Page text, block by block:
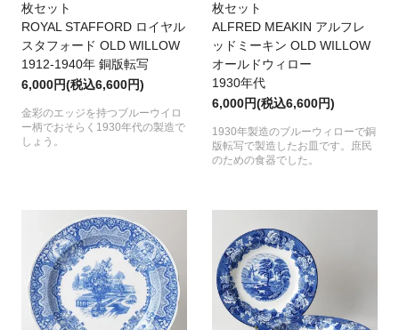
枚セット
ROYAL STAFFORD ロイヤル
スタフォード OLD WILLOW
1912-1940年 銅版転写
6,000円(税込6,600円)
金彩のエッジを持つブルーウイロ
ー柄でおそらく1930年代の製造で
しょう。
枚セット
ALFRED MEAKIN アルフレ
ッドミーキン OLD WILLOW
オールドウィロー
1930年代
6,000円(税込6,600円)
1930年製造のブルーウィローで銅
版転写で製造したお皿です。庶民
のための食器でした。